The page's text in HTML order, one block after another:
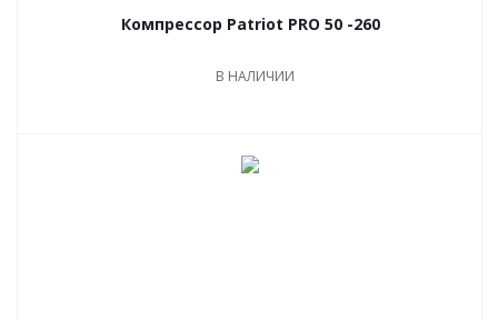
Компрессор Patriot PRO 50 -260
В НАЛИЧИИ